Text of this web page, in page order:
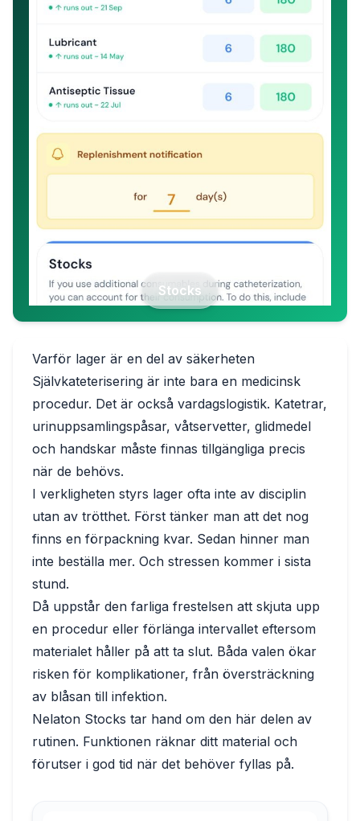
Stocks
Varför lager är en del av säkerheten
Självkateterisering är inte bara en medicinsk
procedur. Det är också vardagslogistik. Katetrar,
urinuppsamlingspåsar, våtservetter, glidmedel
och handskar måste finnas tillgängliga precis
när de behövs.
I verkligheten styrs lager ofta inte av disciplin
utan av trötthet. Först tänker man att det nog
finns en förpackning kvar. Sedan hinner man
inte beställa mer. Och stressen kommer i sista
stund.
Då uppstår den farliga frestelsen att skjuta upp
en procedur eller förlänga intervallet eftersom
materialet håller på att ta slut. Båda valen ökar
risken för komplikationer, från översträckning
av blåsan till infektion.
Nelaton Stocks tar hand om den här delen av
rutinen. Funktionen räknar ditt material och
förutser i god tid när det behöver fyllas på.